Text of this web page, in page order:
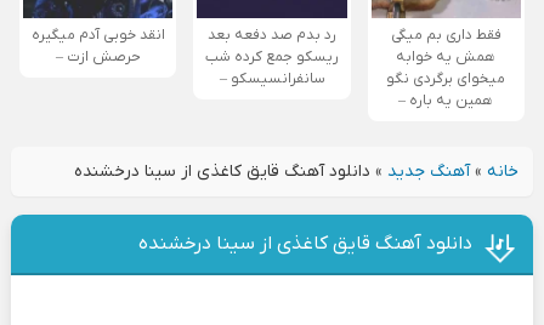
فقط داری بم میگی
همش یه خوابه
میخوای برگردی نگو
همین یه باره –
رد بدم صد دفعه بعد
ریسکو جمع کرده شب
سانفرانسیسکو –
انقد خوبی آدم میگیره
حرصش ازت –
خانه»آهنگ جدید » دانلود آهنگ قایق کاغذی از سینا درخشنده
دانلود آهنگ قایق کاغذی از سینا درخشنده